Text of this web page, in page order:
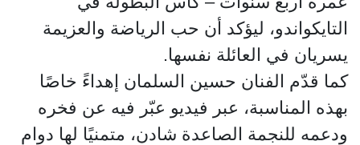
التايكواندو، ليؤكد أن حب الرياضة والعزيمة
يسريان في العائلة نفسها.
كما قدّم الفنان حسين السلمان إهداءً خاصًا
بهذه المناسبة، عبر فيديو عبّر فيه عن فخره
ودعمه للنجمة الصاعدة شادن، متمنيًا لها دوام